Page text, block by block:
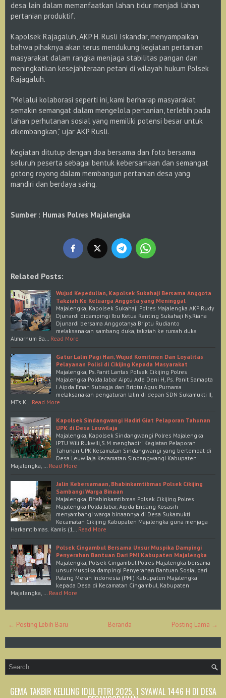
desa lain dalam memanfaatkan lahan tidur menjadi lahan
pertanian produktif.
Kapolsek Rajagaluh, AKP H. Rusli Iskandar, menyampaikan
bahwa pihaknya akan terus mendukung kegiatan pertanian
masyarakat dalam rangka menjaga stabilitas pangan dan
meningkatkan kesejahteraan petani di wilayah hukum Polsek
Rajagaluh.
"Melalui kolaborasi seperti ini, kami berharap masyarakat
semakin semangat dalam mengelola pertanian, terlebih pada
lahan perhutanan sosial yang memiliki potensi besar untuk
dikembangkan," ujar AKP Rusli.
Kegiatan ditutup dengan doa bersama dan foto bersama
seluruh peserta sebagai bentuk kebersamaan dan semangat
gotong royong dalam membangun pertanian desa yang
mandiri dan berdaya saing.
Sumber : Humas Polres Majalengka
Related Posts:
Wujud Kepedulian, Kapolsek Sukahaji Bersama Anggota
Takziah Ke Keluarga Anggota yang Meninggal
Majalengka, Kapolsek Sukahaji Polres Majalengka AKP Rudy
Djunardi didampingi Ibu Ketua Ranting Sukahaji Ny.Riana
Djunardi bersama Anggotanya Briptu Rudianto
melaksanakan sambang duka, takziah ke rumah duka
Almarhum Ba… Read More
Gatur Lalin Pagi Hari, Wujud Komitmen Dan Loyalitas
Pelayanan Polisi di Cikijing Kepada Masyarakat
Majalengka, Ps.Panit Lantas Polsek Cikijing Polres
Majalengka Polda Jabar Aiptu Ade Deni H, Ps. Panit Samapta
I Aipda Eman Subagja dan Briptu Agus Purnama
melaksanakan pengaturan lalin di depan SDN Sukamukti II,
MTs K… Read More
Kapolsek Sindangwangi Hadiri Giat Pelaporan Tahunan
UPK di Desa Leuwilaja
Majalengka, Kapolsek Sindangwangi Polres Majalengka
IPTU Wili Rukwili,S.M menghadiri Kegiatan Pelaporan
Tahunan UPK Kecamatan Sindangwangi yang bertempat di
Desa Leuwilaja Kecamatan Sindangwangi Kabupaten
Majalengka, … Read More
Jalin Kebersamaan, Bhabinkamtibmas Polsek Cikijing
Sambangi Warga Binaan
Majalengka, Bhabinkamtibmas Polsek Cikijing Polres
Majalengka Polda Jabar, Aipda Endang Kosasih
menyambangi warga binaannya di Desa Sukamukti
Kecamatan Cikijing Kabupaten Majalengka guna menjaga
Harkamtibmas. Kamis (1… Read More
Polsek Cingambul Bersama Unsur Muspika Dampingi
Penyerahan Bantuan Dari PMI Kabupaten Majalengka
Majalengka, Polsek Cingambul Polres Majalengka bersama
unsur Muspika dampingi Penyerahan Bantuan Sosial dari
Palang Merah Indonesia (PMI) Kabupaten Majalengka
kepada Desa di Kecamatan Cingambul, Kabupaten
Majalengka, … Read More
← Posting Lebih Baru Posting Lama →
Beranda
GEMA TAKBIR KELILING IDUL FITRI 2025, 1 SYAWAL 1446 H DI DESA